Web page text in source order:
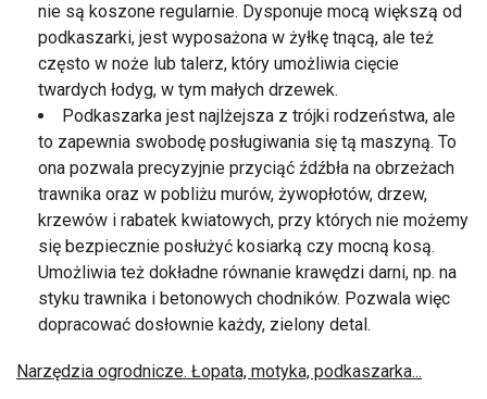
nie są koszone regularnie. Dysponuje mocą większą od
podkaszarki, jest wyposażona w żyłkę tnącą, ale też
często w noże lub talerz, który umożliwia cięcie
twardych łodyg, w tym małych drzewek.
Podkaszarka jest najlżejsza z trójki rodzeństwa, ale
to zapewnia swobodę posługiwania się tą maszyną. To
ona pozwala precyzyjnie przyciąć źdźbła na obrzeżach
trawnika oraz w pobliżu murów, żywopłotów, drzew,
krzewów i rabatek kwiatowych, przy których nie możemy
się bezpiecznie posłużyć kosiarką czy mocną kosą.
Umożliwia też dokładne równanie krawędzi darni, np. na
styku trawnika i betonowych chodników. Pozwala więc
dopracować dosłownie każdy, zielony detal.
Narzędzia ogrodnicze. Łopata, motyka, podkaszarka...